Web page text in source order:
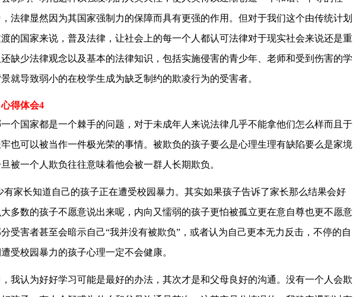
法律显然因为其国家强制力的保障而具有更强的作用。但对于我们这个由传统计划
的国家来说，普及法律，让社会上的每一个人都认可法律对于现实社会来说还是重
缺少法律观念以及基本的法律知识，包括实施侵害的青少年、老师和受到伤害的学
就导致弱小的在校学生成为缺乏制约的欺凌行为的受害者。
得体会4
国家都是一个棘手的问题，对于未成年人来说法律几乎不能拿他们怎么样而且于
也可以被当作一件极光荣的事情。被欺负的孩子要么是心理生理有缺陷要么是家境
被一个人欺负往往意味着他会被一群人长期欺负。
长知道自己的孩子正在遭受校园暴力。其实如果孩子告诉了家长那么结果会好
多数的孩子不愿意说出来呢，内向又懦弱的孩子更怕被孤立更在意自尊也更不愿意
受害者甚至会暗示自己“我并没有被欺负”，或者认为自己更本无力反击，不停的自
受校园暴力的孩子心理一定不会健康。
认为好好学习可能是最好的办法，其次才是和父母良好的沟通。没有一个人会欺